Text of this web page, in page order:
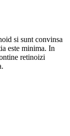
si sunt convinsa
este minima. In
retinoizi